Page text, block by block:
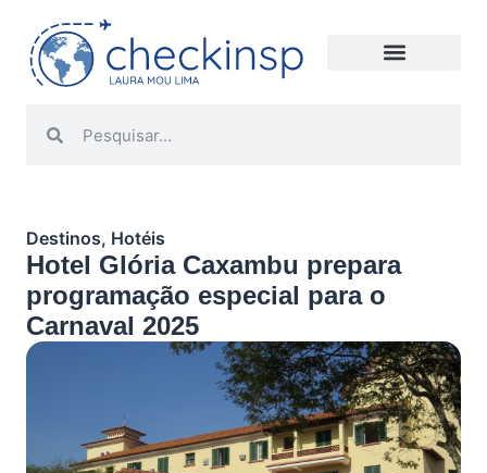
Destinos, Hotéis
Hotel Glória Caxambu prepara
programação especial para o
Carnaval 2025